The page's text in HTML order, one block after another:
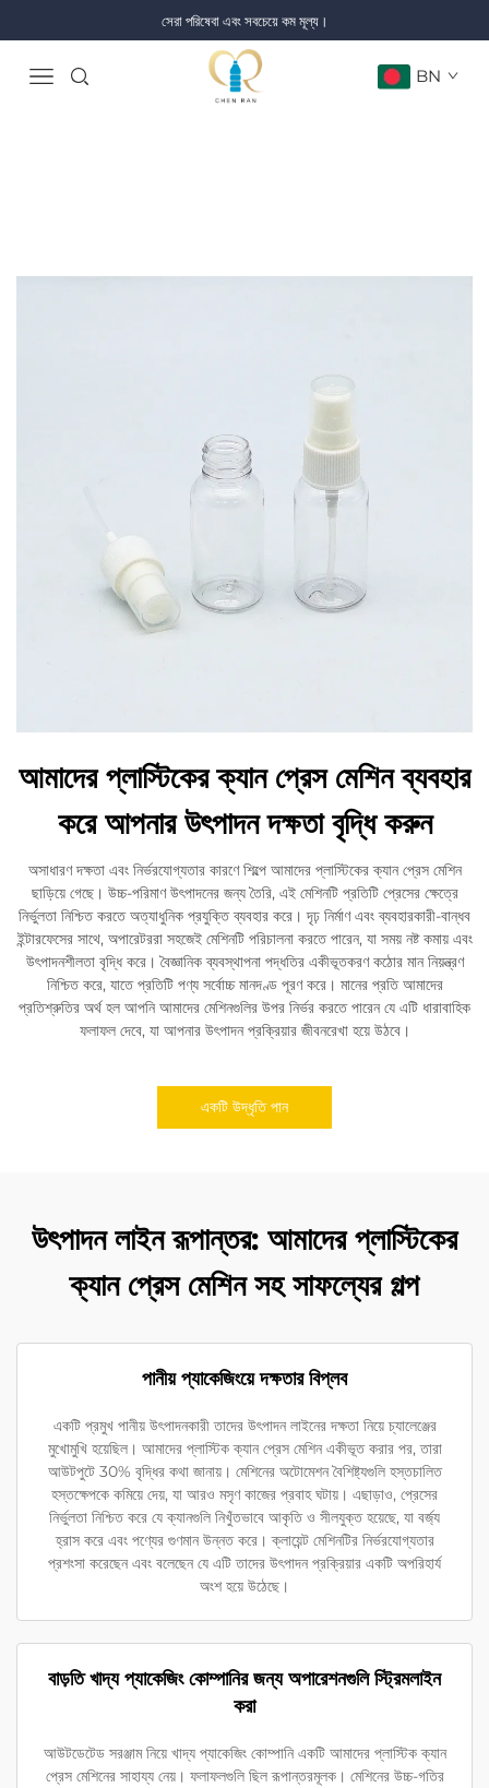
সেরা পরিষেবা এবং সবচেয়ে কম মূল্য।
BN
আমাদের প্লাস্টিকের ক্যান প্রেস মেশিন ব্যবহার
করে আপনার উৎপাদন দক্ষতা বৃদ্ধি করুন
অসাধারণ দক্ষতা এবং নির্ভরযোগ্যতার কারণে শিল্পে আমাদের প্লাস্টিকের ক্যান প্রেস মেশিন
ছাড়িয়ে গেছে। উচ্চ-পরিমাণ উৎপাদনের জন্য তৈরি, এই মেশিনটি প্রতিটি প্রেসের ক্ষেত্রে
নির্ভুলতা নিশ্চিত করতে অত্যাধুনিক প্রযুক্তি ব্যবহার করে। দৃঢ় নির্মাণ এবং ব্যবহারকারী-বান্ধব
ইন্টারফেসের সাথে, অপারেটররা সহজেই মেশিনটি পরিচালনা করতে পারেন, যা সময় নষ্ট কমায় এবং
উৎপাদনশীলতা বৃদ্ধি করে। বৈজ্ঞানিক ব্যবস্থাপনা পদ্ধতির একীভূতকরণ কঠোর মান নিয়ন্ত্রণ
নিশ্চিত করে, যাতে প্রতিটি পণ্য সর্বোচ্চ মানদণ্ড পূরণ করে। মানের প্রতি আমাদের
প্রতিশ্রুতির অর্থ হল আপনি আমাদের মেশিনগুলির উপর নির্ভর করতে পারেন যে এটি ধারাবাহিক
ফলাফল দেবে, যা আপনার উৎপাদন প্রক্রিয়ার জীবনরেখা হয়ে উঠবে।
একটি উদ্ধৃতি পান
উৎপাদন লাইন রূপান্তর: আমাদের প্লাস্টিকের
ক্যান প্রেস মেশিন সহ সাফল্যের গল্প
পানীয় প্যাকেজিংয়ে দক্ষতার বিপ্লব
একটি প্রমুখ পানীয় উৎপাদনকারী তাদের উৎপাদন লাইনের দক্ষতা নিয়ে চ্যালেঞ্জের
মুখোমুখি হয়েছিল। আমাদের প্লাস্টিক ক্যান প্রেস মেশিন একীভূত করার পর, তারা
আউটপুটে 30% বৃদ্ধির কথা জানায়। মেশিনের অটোমেশন বৈশিষ্ট্যগুলি হস্তচালিত
হস্তক্ষেপকে কমিয়ে দেয়, যা আরও মসৃণ কাজের প্রবাহ ঘটায়। এছাড়াও, প্রেসের
নির্ভুলতা নিশ্চিত করে যে ক্যানগুলি নিখুঁতভাবে আকৃতি ও সীলযুক্ত হয়েছে, যা বর্জ্য
হ্রাস করে এবং পণ্যের গুণমান উন্নত করে। ক্লায়েন্ট মেশিনটির নির্ভরযোগ্যতার
প্রশংসা করেছেন এবং বলেছেন যে এটি তাদের উৎপাদন প্রক্রিয়ার একটি অপরিহার্য
অংশ হয়ে উঠেছে।
বাড়তি খাদ্য প্যাকেজিং কোম্পানির জন্য অপারেশনগুলি স্ট্রিমলাইন
করা
আউটডেটেড সরঞ্জাম নিয়ে খাদ্য প্যাকেজিং কোম্পানি একটি আমাদের প্লাস্টিক ক্যান
প্রেস মেশিনের সাহায্য নেয়। ফলাফলগুলি ছিল রূপান্তরমূলক। মেশিনের উচ্চ-গতির